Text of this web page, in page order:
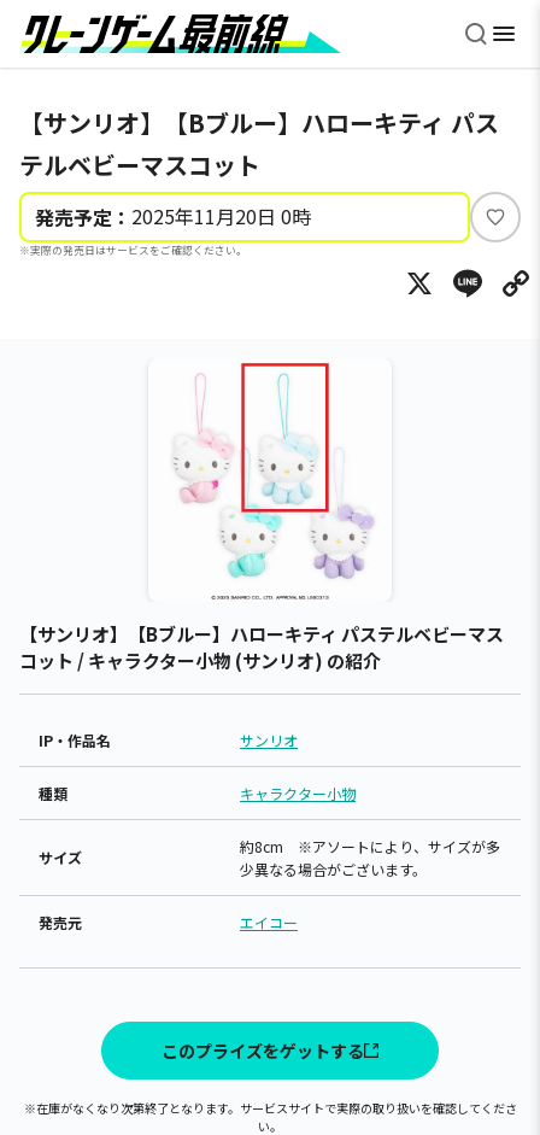
【サンリオ】【Bブルー】ハローキティ パス
テルベビーマスコット
発売予定： 2025年11月20日 0時
※実際の発売日はサービスをご確認ください。
い
ね
X
【サンリオ】【Bブルー】ハローキティ パステルベビーマス
コット / キャラクター小物 (サンリオ) の紹介
IP・作品名 サンリオ
種類 キャラクター小物
サイズ
約8cm ※アソートにより、サイズが多
少異なる場合がございます。
発売元 エイコー
このプライズをゲットする
※在庫がなくなり次第終了となります。サービスサイトで実際の取り扱いを確認してくださ
い。